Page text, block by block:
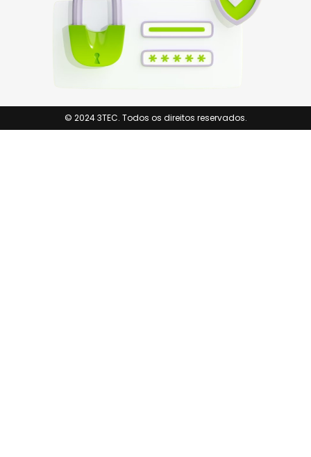
© 2024 3TEC. Todos os direitos reservados.